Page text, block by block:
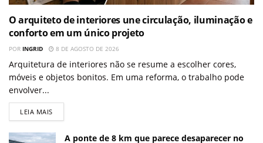
O arquiteto de interiores une circulação, iluminação e
conforto em um único projeto
POR INGRID 8 DE AGOSTO DE 2026
Arquitetura de interiores não se resume a escolher cores,
móveis e objetos bonitos. Em uma reforma, o trabalho pode
envolver...
LEIA MAIS
A ponte de 8 km que parece desaparecer no